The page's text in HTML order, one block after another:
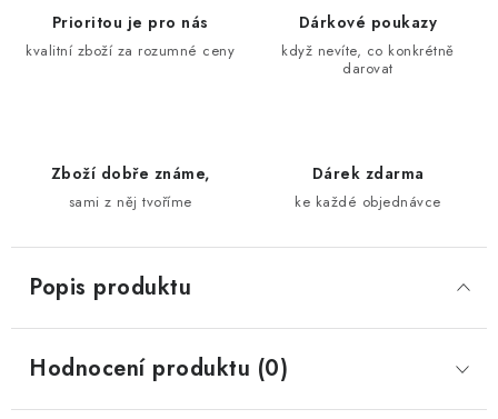
Prioritou je pro nás
kvalitní zboží za rozumné ceny
Dárkové poukazy
když nevíte, co konkrétně
darovat
Zboží dobře známe,
sami z něj tvoříme
Dárek zdarma
ke každé objednávce
Popis produktu
Hodnocení produktu (0)